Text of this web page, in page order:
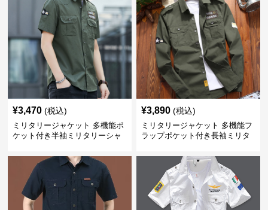
¥3,470 (税込)
ミリタリージャケット 多機能ポ
ケット付き半袖ミリタリーシャ
¥3,890 (税込)
ミリタリージャケット 多機能フ
ラップポケット付き長袖ミリタ